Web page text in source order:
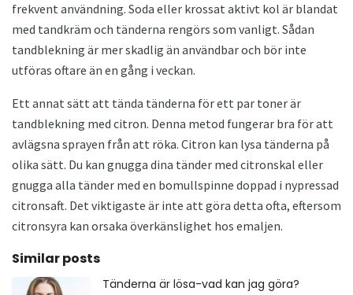
frekvent användning. Soda eller krossat aktivt kol är blandat
med tandkräm och tänderna rengörs som vanligt. Sådan
tandblekning är mer skadlig än användbar och bör inte
utföras oftare än en gång i veckan.
Ett annat sätt att tända tänderna för ett par toner är
tandblekning med citron. Denna metod fungerar bra för att
avlägsna sprayen från att röka. Citron kan lysa tänderna på
olika sätt. Du kan gnugga dina tänder med citronskal eller
gnugga alla tänder med en bomullspinne doppad i nypressad
citronsaft. Det viktigaste är inte att göra detta ofta, eftersom
citronsyra kan orsaka överkänslighet hos emaljen.
Similar posts
Tänderna är lösa-vad kan jag göra?